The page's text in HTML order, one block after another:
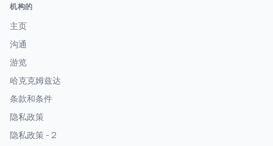
机构的
主页
沟通
游览
哈克克姆兹达
条款和条件
隐私政策
隐私政策 - 2